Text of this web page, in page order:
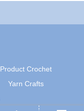
Product Crochet
Yarn Crafts